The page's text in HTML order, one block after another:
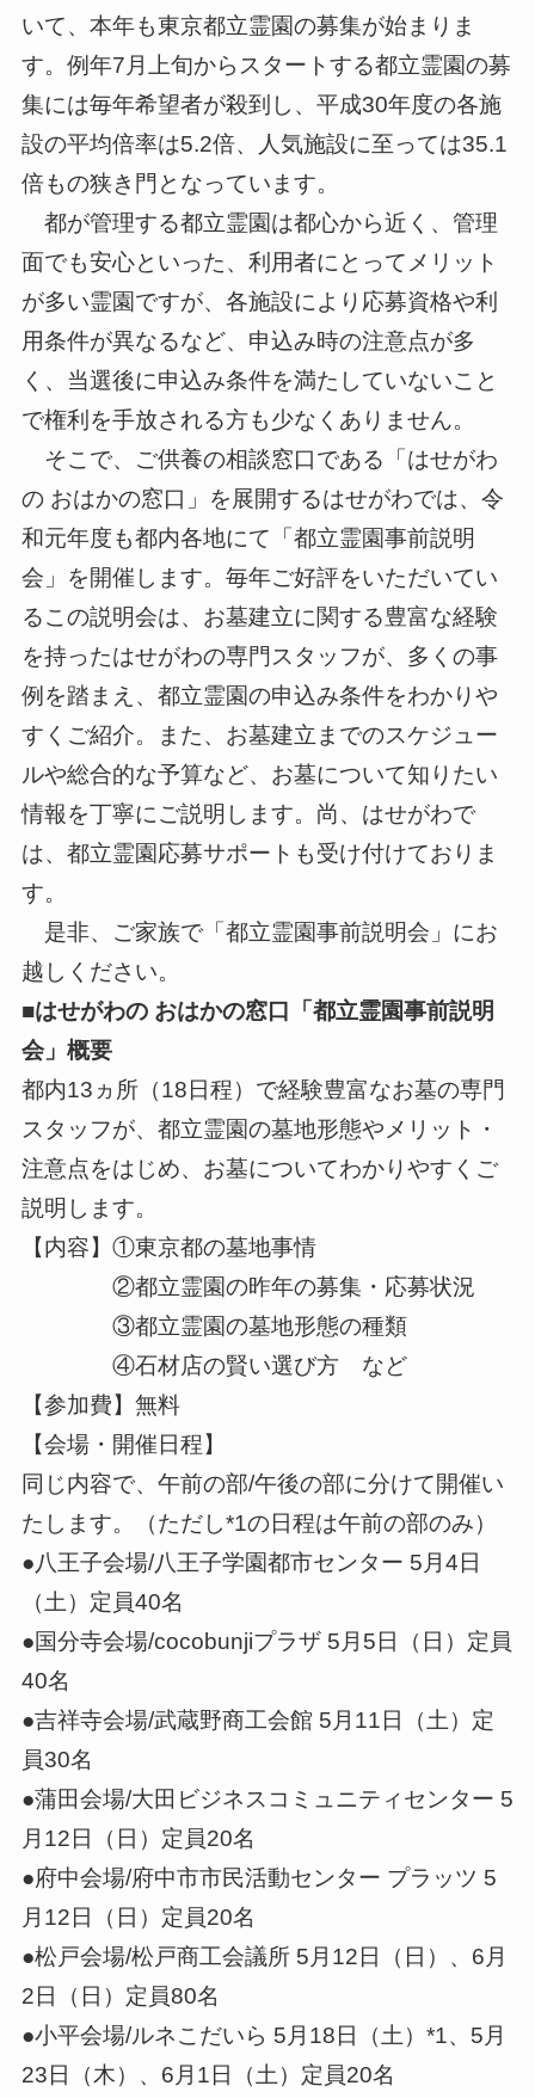
いて、本年も東京都立霊園の募集が始まりま
す。例年7月上旬からスタートする都立霊園の募
集には毎年希望者が殺到し、平成30年度の各施
設の平均倍率は5.2倍、人気施設に至っては35.1
倍もの狭き門となっています。
都が管理する都立霊園は都心から近く、管理
面でも安心といった、利用者にとってメリット
が多い霊園ですが、各施設により応募資格や利
用条件が異なるなど、申込み時の注意点が多
く、当選後に申込み条件を満たしていないこと
で権利を手放される方も少なくありません。
そこで、ご供養の相談窓口である「はせがわ
の おはかの窓口」を展開するはせがわでは、令
和元年度も都内各地にて「都立霊園事前説明
会」を開催します。毎年ご好評をいただいてい
るこの説明会は、お墓建立に関する豊富な経験
を持ったはせがわの専門スタッフが、多くの事
例を踏まえ、都立霊園の申込み条件をわかりや
すくご紹介。また、お墓建立までのスケジュー
ルや総合的な予算など、お墓について知りたい
情報を丁寧にご説明します。尚、はせがわで
は、都立霊園応募サポートも受け付けておりま
す。
是非、ご家族で「都立霊園事前説明会」にお
越しください。
■はせがわの おはかの窓口「都立霊園事前説明
会」 概要
都内13ヵ所（18日程）で経験豊富なお墓の専門
スタッフが、都立霊園の墓地形態やメリット・
注意点をはじめ、お墓についてわかりやすくご
説明します。
【内容】①東京都の墓地事情
②都立霊園の昨年の募集・応募状況
③都立霊園の墓地形態の種類
④石材店の賢い選び方 など
【参加費】無料
【会場・開催日程】
同じ内容で、午前の部/午後の部に分けて開催い
たします。（ただし*1の日程は午前の部のみ）
●八王子会場/八王子学園都市センター 5月4日
（土）定員40名
●国分寺会場/cocobunjiプラザ 5月5日（日）定員
40名
●吉祥寺会場/武蔵野商工会館 5月11日（土）定
員30名
●蒲田会場/大田ビジネスコミュニティセンター 5
月12日（日）定員20名
●府中会場/府中市市民活動センター プラッツ 5
月12日（日）定員20名
●松戸会場/松戸商工会議所 5月12日（日）、6月
2日（日）定員80名
●小平会場/ルネこだいら 5月18日（土）*1、5月
23日（木）、6月1日（土）定員20名